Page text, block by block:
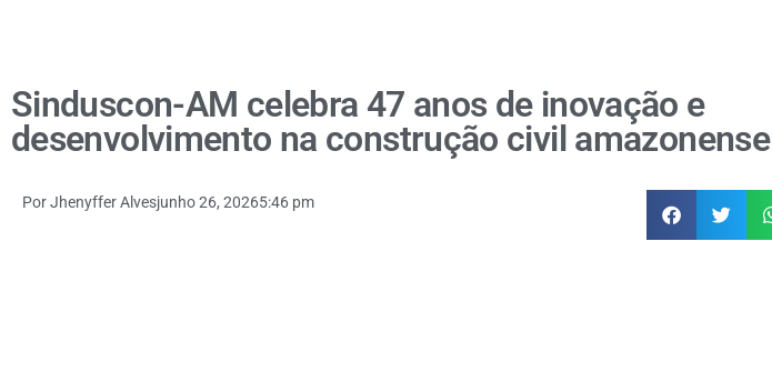
Sinduscon-AM celebra 47 anos de inovação e
desenvolvimento na construção civil amazonense
PorJhenyffer Alvesjunho 26, 20265:46 pm